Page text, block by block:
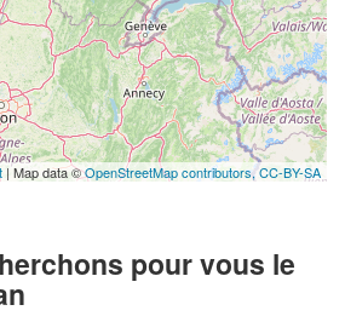
| Map data ©OpenStreetMap contributors,CC-BY-SA
pour vous le